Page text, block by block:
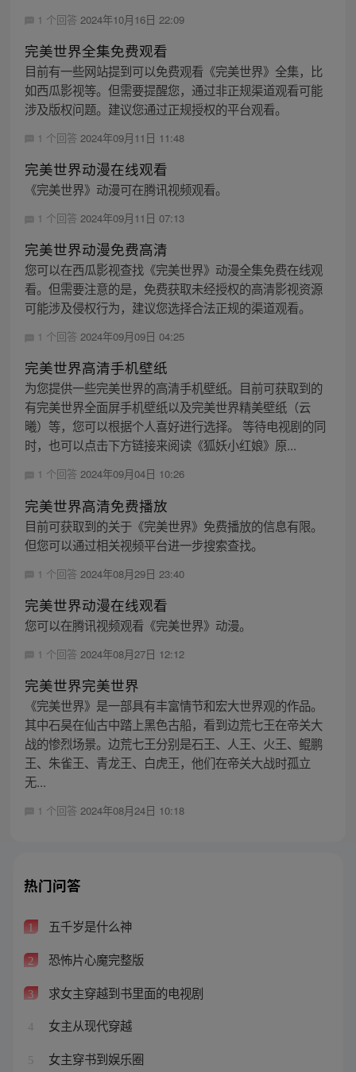
1 个回答 2024年10月16日 22:09
完美世界全集免费观看
目前有一些网站提到可以免费观看《完美世界》全集，比
如西瓜影视等。但需要提醒您，通过非正规渠道观看可能
涉及版权问题。建议您通过正规授权的平台观看。
1 个回答 2024年09月11日 11:48
完美世界动漫在线观看
《完美世界》动漫可在腾讯视频观看。
1 个回答 2024年09月11日 07:13
完美世界动漫免费高清
您可以在西瓜影视查找《完美世界》动漫全集免费在线观
看。但需要注意的是，免费获取未经授权的高清影视资源
可能涉及侵权行为，建议您选择合法正规的渠道观看。
1 个回答 2024年09月09日 04:25
完美世界高清手机壁纸
为您提供一些完美世界的高清手机壁纸。目前可获取到的
有完美世界全面屏手机壁纸以及完美世界精美壁纸（云
曦）等，您可以根据个人喜好进行选择。 等待电视剧的同
时，也可以点击下方链接来阅读《狐妖小红娘》原...
1 个回答 2024年09月04日 10:26
完美世界高清免费播放
目前可获取到的关于《完美世界》免费播放的信息有限。
但您可以通过相关视频平台进一步搜索查找。
1 个回答 2024年08月29日 23:40
完美世界动漫在线观看
您可以在腾讯视频观看《完美世界》动漫。
1 个回答 2024年08月27日 12:12
完美世界完美世界
《完美世界》是一部具有丰富情节和宏大世界观的作品。
其中石昊在仙古中踏上黑色古船，看到边荒七王在帝关大
战的惨烈场景。边荒七王分别是石王、人王、火王、鲲鹏
王、朱雀王、青龙王、白虎王，他们在帝关大战时孤立
无...
1 个回答 2024年08月24日 10:18
热门问答
1 五千岁是什么神
2 恐怖片心魔完整版
3 求女主穿越到书里面的电视剧
4 女主从现代穿越
5 女主穿书到娱乐圈